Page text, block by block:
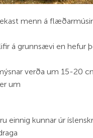
menn á
á grunnsævi en hefur
verða um 15-20
um
einnig kunnar úr